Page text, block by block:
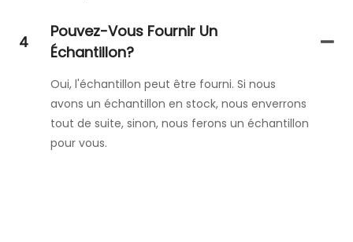
4
Pouvez-Vous Fournir Un
Échantillon?
Oui, l'échantillon peut être fourni. Si nous
avons un échantillon en stock, nous enverrons
tout de suite, sinon, nous ferons un échantillon
pour vous.